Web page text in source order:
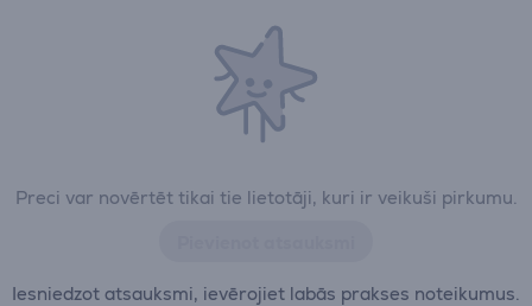
Preci var novērtēt tikai tie lietotāji, kuri ir veikuši pirkumu.
Iesniedzot atsauksmi, ievērojiet labās prakses noteikumus.